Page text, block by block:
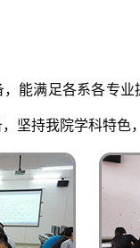
能满足各系各专
坚持我院学科特色